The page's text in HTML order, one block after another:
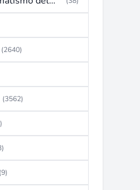
(2640)
(3562)
(9)